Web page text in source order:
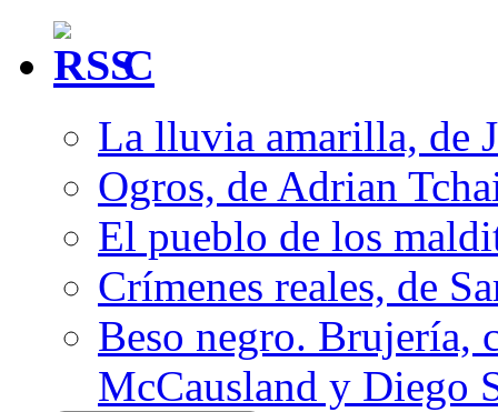
C
La lluvia amarilla, de
Ogros, de Adrian
El pueblo de los
Crímenes reales, de
Beso negro. Brujería,
McCausland y Diego